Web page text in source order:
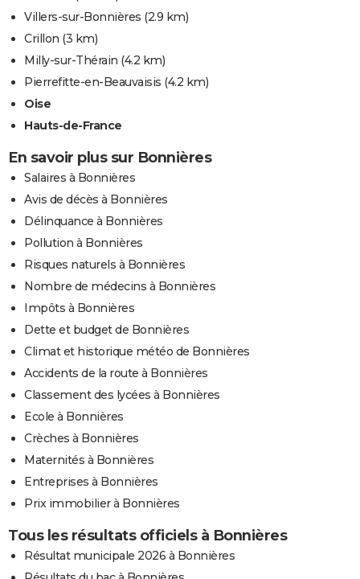
Villers-sur-Bonnières (2.9 km)
Crillon (3 km)
Milly-sur-Thérain (4.2 km)
Pierrefitte-en-Beauvaisis (4.2 km)
Oise
Hauts-de-France
En savoir plus sur Bonnières
Salaires à Bonnières
Avis de décès à Bonnières
Délinquance à Bonnières
Pollution à Bonnières
Risques naturels à Bonnières
Nombre de médecins à Bonnières
Impôts à Bonnières
Dette et budget de Bonnières
Climat et historique météo de Bonnières
Accidents de la route à Bonnières
Classement des lycées à Bonnières
Ecole à Bonnières
Crèches à Bonnières
Maternités à Bonnières
Entreprises à Bonnières
Prix immobilier à Bonnières
Tous les résultats officiels à Bonnières
Résultat municipale 2026 à Bonnières